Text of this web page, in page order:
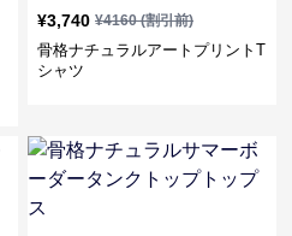
¥3,740 ¥4160(割引前)
骨格ナチュラルアートプリントT
シャツ